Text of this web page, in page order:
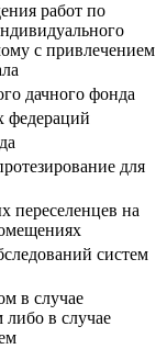
работ по
с привлечением
дачного фонда
федераций
для
переселенцев на
систем
в случае
либо в случае